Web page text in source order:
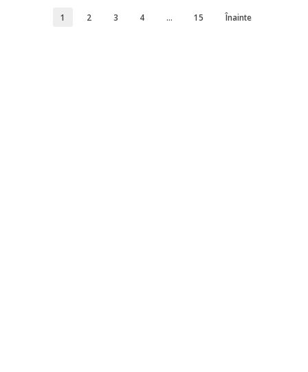
1 2 3 4 … 15 Înainte